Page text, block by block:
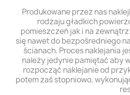
Produkowane przez nas
rodzaju gładkich
pomieszczeń jak i na
się nawet do bezpośredniego
ścianach. Proces naklejania
należy jedynie pamiętać aby
rozpocząć naklejanie od
potem zaś stopniowo,